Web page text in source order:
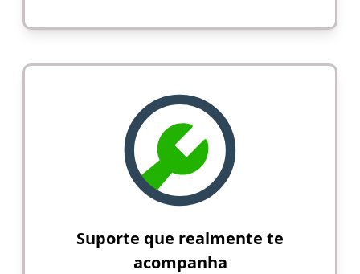
Suporte que realmente te
acompanha